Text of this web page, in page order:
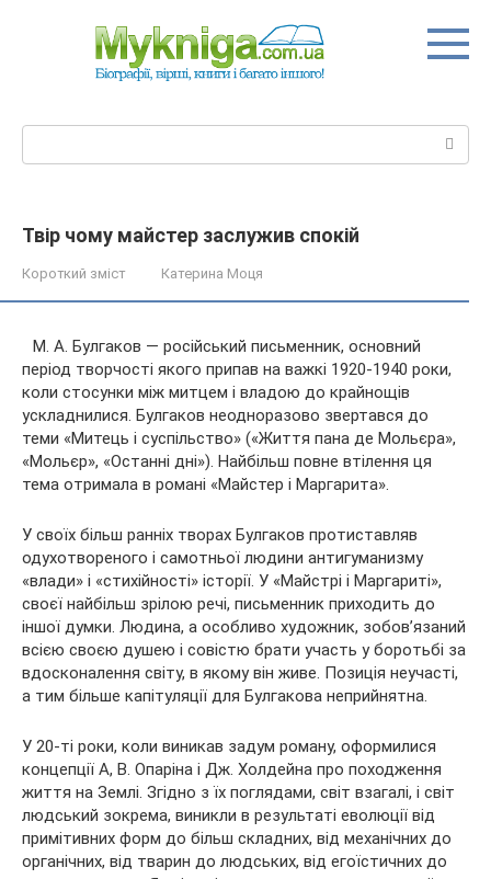
Твір чому майстер заслужив спокій
Короткий зміст Катерина Моця
М. А. Булгаков — російський письменник, основний
період творчості якого припав на важкі 1920-1940 роки,
коли стосунки між митцем і владою до крайнощів
ускладнилися. Булгаков неодноразово звертався до
теми «Митець і суспільство» («Життя пана де Мольєра»,
«Мольєр», «Останні дні»). Найбільш повне втілення ця
тема отримала в романі «Майстер і Маргарита».
У своїх більш ранніх творах Булгаков протиставляв
одухотвореного і самотньої людини антигуманизму
«влади» і «стихійності» історії. У «Майстрі і Маргариті»,
своєї найбільш зрілою речі, письменник приходить до
іншої думки. Людина, а особливо художник, зобов’язаний
всією своєю душею і совістю брати участь у боротьбі за
вдосконалення світу, в якому він живе. Позиція неучасті,
а тим більше капітуляції для Булгакова неприйнятна.
У 20-ті роки, коли виникав задум роману, оформилися
концепції А, В. Опаріна і Дж. Холдейна про походження
життя на Землі. Згідно з їх поглядами, світ взагалі, і світ
людський зокрема, виникли в результаті еволюції від
примітивних форм до більш складних, від механічних до
органічних, від тварин до людських, від егоїстичних до